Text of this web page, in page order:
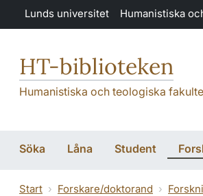
Hoppa till huvudinnehåll
Lunds universitet Humanistiska
HT-biblioteken
Humanistiska och teologiska
Söka Låna Student
Start Forskare/doktorand